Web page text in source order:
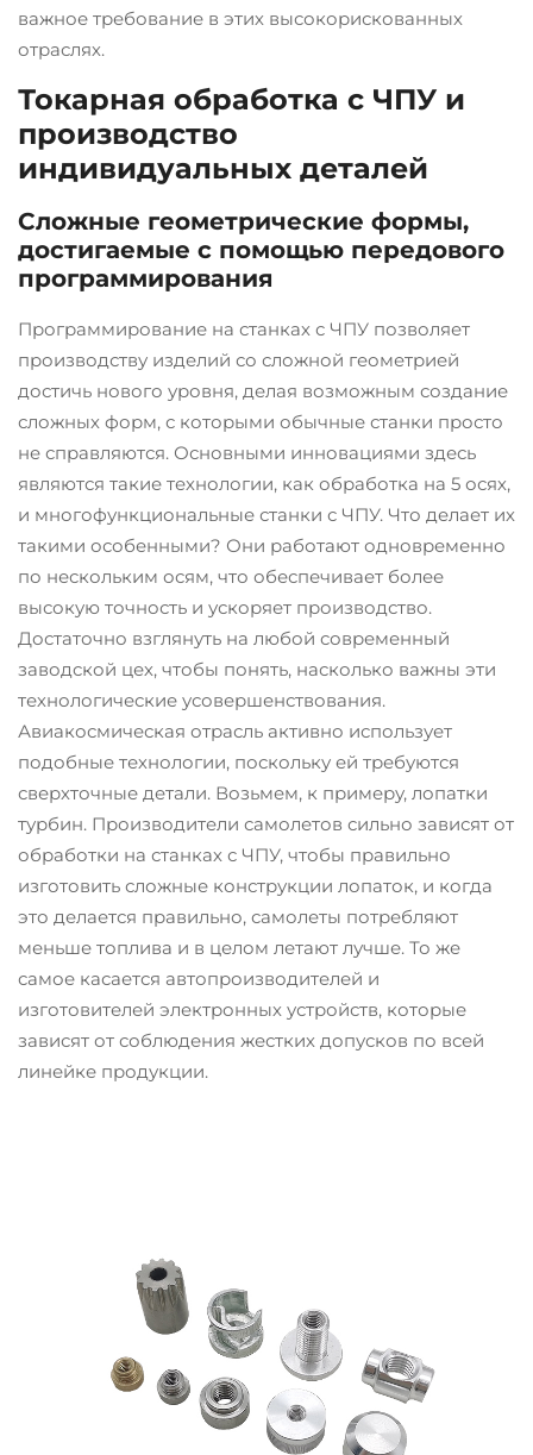
важное требование в этих высокорискованных
отраслях.
Токарная обработка с ЧПУ и
производство
индивидуальных деталей
Сложные геометрические формы,
достигаемые с помощью передового
программирования
Программирование на станках с ЧПУ позволяет
производству изделий со сложной геометрией
достичь нового уровня, делая возможным создание
сложных форм, с которыми обычные станки просто
не справляются. Основными инновациями здесь
являются такие технологии, как обработка на 5 осях,
и многофункциональные станки с ЧПУ. Что делает их
такими особенными? Они работают одновременно
по нескольким осям, что обеспечивает более
высокую точность и ускоряет производство.
Достаточно взглянуть на любой современный
заводской цех, чтобы понять, насколько важны эти
технологические усовершенствования.
Авиакосмическая отрасль активно использует
подобные технологии, поскольку ей требуются
сверхточные детали. Возьмем, к примеру, лопатки
турбин. Производители самолетов сильно зависят от
обработки на станках с ЧПУ, чтобы правильно
изготовить сложные конструкции лопаток, и когда
это делается правильно, самолеты потребляют
меньше топлива и в целом летают лучше. То же
самое касается автопроизводителей и
изготовителей электронных устройств, которые
зависят от соблюдения жестких допусков по всей
линейке продукции.